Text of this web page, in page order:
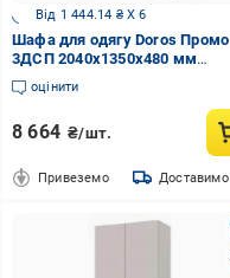
Від 1 444.14 ₴ X 6
Шафа для одягу Doros Промо
3ДСП 2040х1350х480 мм
антрацит / антрацит
оцінити
8 664 ₴/шт.
Привеземо Доставимо